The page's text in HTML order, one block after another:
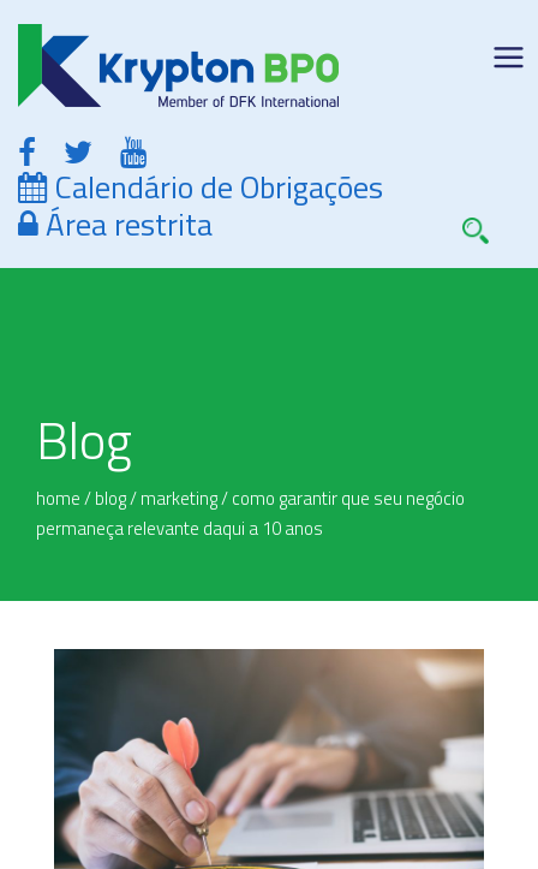
Calendário de Obrigações
Área restrita
Blog
home/blog/marketing/como garantir que seu negócio
permaneça relevante daqui a 10 anos